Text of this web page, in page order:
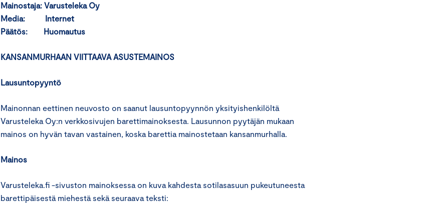
Mainostaja: Varusteleka Oy
Media: Internet
Päätös: Huomautus
KANSANMURHAAN VIITTAAVA ASUSTEMAINOS
Lausuntopyyntö
Mainonnan eettinen neuvosto on saanut lausuntopyynnön yksityishenkilöltä
Varusteleka Oy:n verkkosivujen barettimainoksesta. Lausunnon pyytäjän mukaan
mainos on hyvän tavan vastainen, koska barettia mainostetaan kansanmurhalla.
Mainos
Varusteleka.fi -sivuston mainoksessa on kuva kahdesta sotilasasuun pukeutuneesta
barettipäisestä miehestä sekä seuraava teksti: